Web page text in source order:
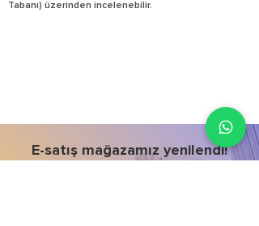
Tabanı) üzerinden incelenebilir.
E-satış mağazamız yenilendi!